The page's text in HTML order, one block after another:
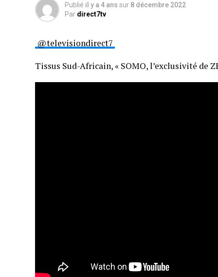
Publié il y a 4 ans sur 8 décembre 2022
Par direct7tv
@televisiondirect7
Tissus Sud-Africain, « SOMO, l’exclusivité de